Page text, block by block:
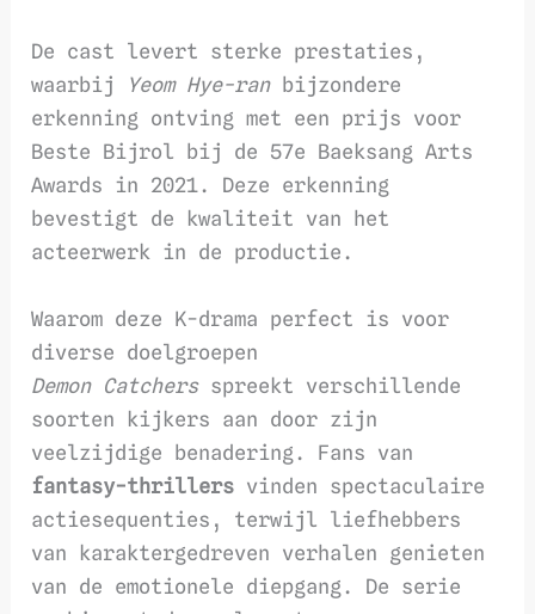
De cast levert sterke prestaties,
waarbij
Yeom Hye-ranbijzondere
erkenning ontving met een prijs voor
Beste Bijrol bij de 57e Baeksang Arts
Awards in 2021. Deze erkenning
bevestigt de kwaliteit van het
acteerwerk in de productie.
Waarom deze K-drama perfect is voor
diverse doelgroepen
Demon Catchersspreekt verschillende
soorten kijkers aan door zijn
veelzijdige benadering. Fans van
fantasy-thrillers vinden spectaculaire
actiesequenties, terwijl liefhebbers
van karaktergedreven verhalen genieten
van de emotionele diepgang. De serie